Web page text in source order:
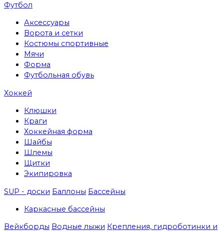
Футбол
Аксессуары
Ворота и сетки
Костюмы спортивные
Мячи
Форма
Футбольная обувь
Хоккей
Клюшки
Краги
Хоккейная форма
Шайбы
Шлемы
Щитки
Экипировка
SUP - доски Баллоны Бассейны
Каркасные бассейны
Вейкборды Водные лыжи Крепления, гидроботинки и